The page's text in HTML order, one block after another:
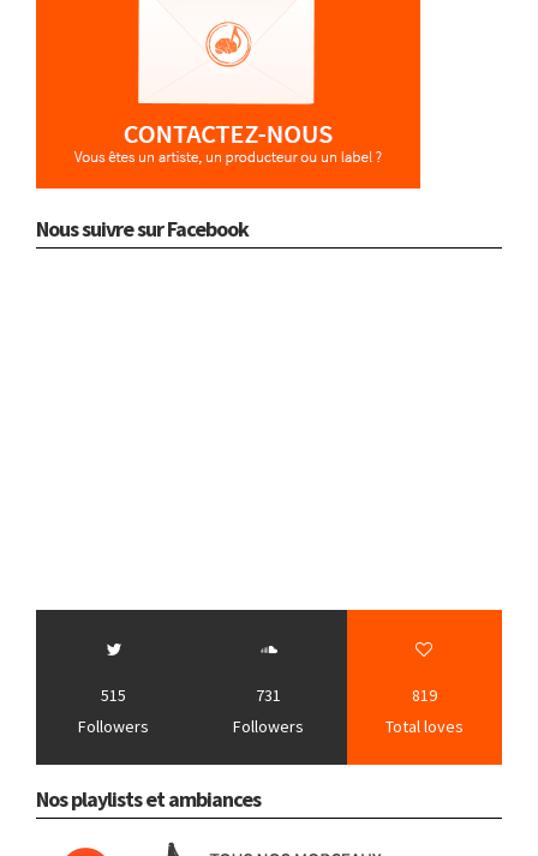
Nous suivre sur Facebook
515
Followers
731
Followers
819
Total loves
Nos playlists et ambiances